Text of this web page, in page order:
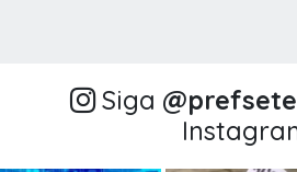
Siga